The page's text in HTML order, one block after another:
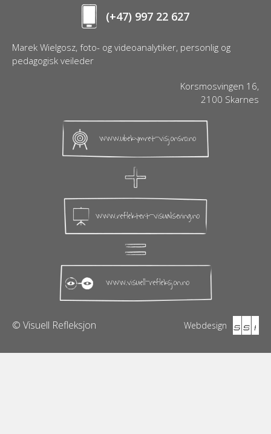
(+47) 997 22 627
Marek Wielgosz, foto- og videoanalytiker, personlig og
pedagogisk veileder
www.ubekymret-visjonsro.no
www.reflektert-visualisering.no
www.visuell-refleksjon.no
Korsmosvingen 16,
2100 Skarnes
© Visuell Refleksjon Webdesign